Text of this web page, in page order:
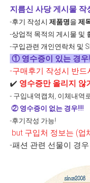
지름신 사당 게시물 작
-후기 작성시 제품명을 제
-상업적 목적의 게시물 및
-구입관련 개인연락처 및
① 영수증이 있는 경우
-구매후기 작성시 반드
✔️ 영수증만 올리지 않
- 구입내역캡처, 이체내역
②영수증이 없는 경우!!!!
-후기작성 가능!
but 구입처 정보는 (업
-패션 관련 선물이 경